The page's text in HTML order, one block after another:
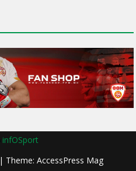
infOSport
| Theme: AccessPress Mag